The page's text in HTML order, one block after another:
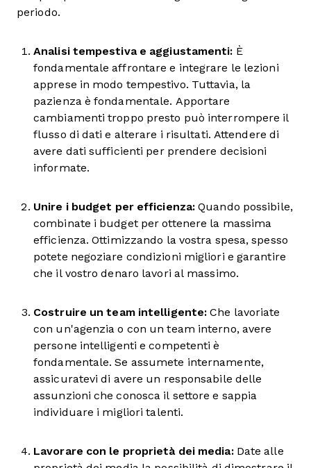
periodo.
Analisi tempestiva e aggiustamenti: È
fondamentale affrontare e integrare le lezioni
apprese in modo tempestivo. Tuttavia, la
pazienza è fondamentale. Apportare
cambiamenti troppo presto può interrompere il
flusso di dati e alterare i risultati. Attendere di
avere dati sufficienti per prendere decisioni
informate.
Unire i budget per efficienza:Quando possibile,
combinate i budget per ottenere la massima
efficienza. Ottimizzando la vostra spesa, spesso
potete negoziare condizioni migliori e garantire
che il vostro denaro lavori al massimo.
Costruire un team intelligente: Che lavoriate
con un'agenzia o con un team interno, avere
persone intelligenti e competenti è
fondamentale. Se assumete internamente,
assicuratevi di avere un responsabile delle
assunzioni che conosca il settore e sappia
individuare i migliori talenti.
Lavorare con le proprietà dei media:Date alle